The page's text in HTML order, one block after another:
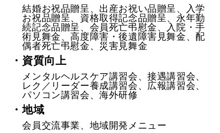
結婚お祝品贈呈、出産お祝い品贈呈、入学
お祝品贈呈、資格取得記念品贈呈、永年勤
続記念品贈呈、会員死亡弔慰金、入院・手
術見舞金、高度障害・後遺障害見舞金、配
偶者死亡弔慰金、災害見舞金
・資質向上
メンタルヘルスケア講習会、接遇講習会、
レク／リーダー養成講習会、広報講習会、
パソコン講習会、海外研修
・地域
会員交流事業、地域開発メニュー